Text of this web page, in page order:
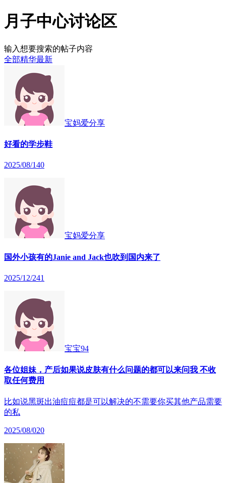
月子中心讨论区
输入想要搜索的帖子内容
全部精华最新
宝妈爱分享
好看的学步鞋
2025/08/140
宝妈爱分享
国外小孩有的Janie and Jack也吹到国内来了
2025/12/241
宝宝94
各位姐妹，产后如果说皮肤有什么问题的都可以来问我 不收
取任何费用
比如说黑斑出油痘痘都是可以解决的不需要你买其他产品需要
的私
2025/08/020